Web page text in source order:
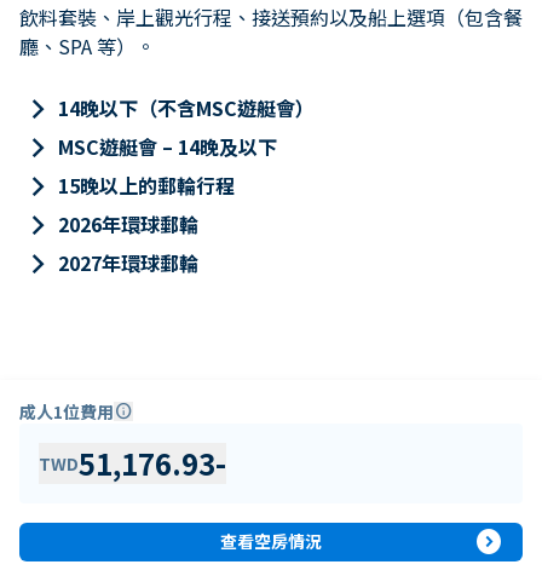
飲料套裝、岸上觀光行程、接送預約以及船上選項（包含餐
廳、SPA 等）。
keyboard_arrow_right 14晚以下（不含MSC遊艇會）
keyboard_arrow_right MSC遊艇會 – 14晚及以下
keyboard_arrow_right 15晚以上的郵輪行程
keyboard_arrow_right 2026年環球郵輪
keyboard_arrow_right 2027年環球郵輪
成人1位費用info
TWD51,176.93-
查看空房情況 expand_circle_right